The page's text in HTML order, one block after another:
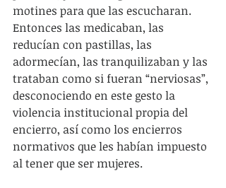
motines para que las escucharan.
Entonces las medicaban, las
reducían con pastillas, las
adormecían, las tranquilizaban y las
trataban como si fueran “nerviosas”,
desconociendo en este gesto la
violencia institucional propia del
encierro, así como los encierros
normativos que les habían impuesto
al tener que ser mujeres.